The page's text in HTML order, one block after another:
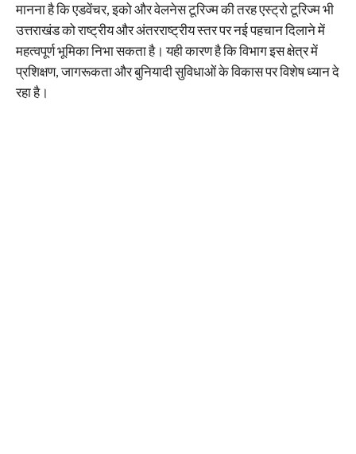
मानना है कि एडवेंचर, इको और वेलनेस टूरिज्म की तरह एस्ट्रो टूरिज्म भी
उत्तराखंड को राष्ट्रीय और अंतरराष्ट्रीय स्तर पर नई पहचान दिलाने में
महत्वपूर्ण भूमिका निभा सकता है। यही कारण है कि विभाग इस क्षेत्र में
प्रशिक्षण, जागरूकता और बुनियादी सुविधाओं के विकास पर विशेष ध्यान दे
रहा है।